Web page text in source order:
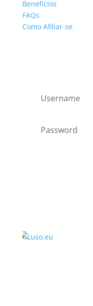
Benefícios
FAQs
Como Afiliar-se